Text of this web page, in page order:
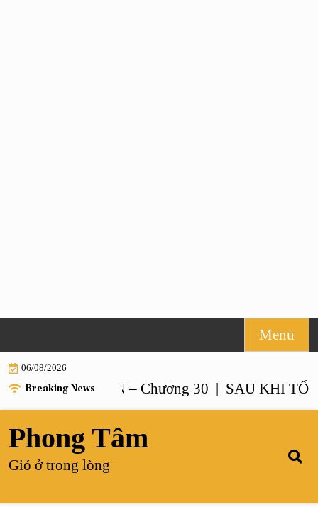
to
content
Menu
06/08/2026
Breaking News
NUÔI CON – Chương 30 | SAU KHI TỔNG
Phong Tâm
Gió ở trong lòng